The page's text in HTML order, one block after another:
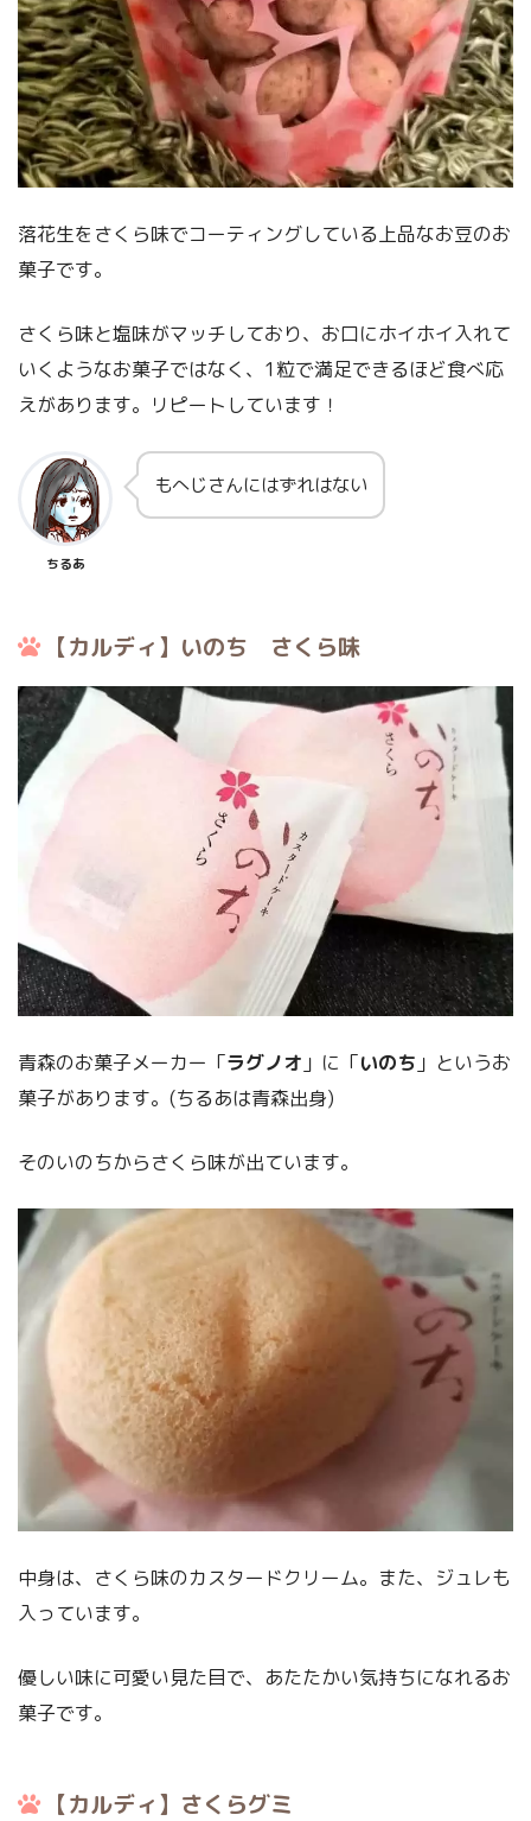
落花生をさくら味でコーティングしている上品なお豆のお
菓子です。
さくら味と塩味がマッチしており、お口にホイホイ入れて
いくようなお菓子ではなく、1粒で満足できるほど食べ応
えがあります。リピートしています！
ちるあ
もへじさんにはずれはない
【カルディ】いのち さくら味
青森のお菓子メーカー「ラグノオ 」に「いのち 」というお
菓子があります。(ちるあは青森出身)
そのいのちからさくら味が出ています。
中身は、さくら味のカスタードクリーム。また、ジュレも
入っています。
優しい味に可愛い見た目で、あたたかい気持ちになれるお
菓子です。
【カルディ】さくらグミ